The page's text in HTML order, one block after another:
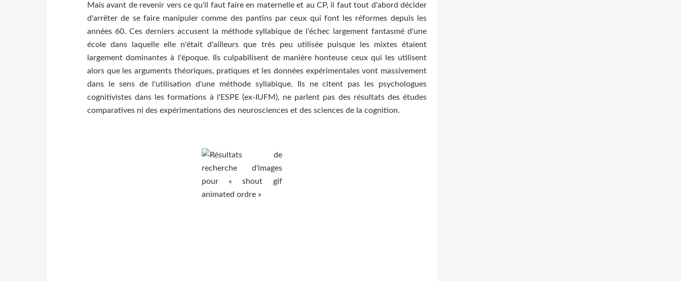
Mais avant de revenir vers ce qu'il faut faire en maternelle et au CP, il faut tout d'abord décider
d'arrêter de se faire manipuler comme des pantins par ceux qui font les réformes depuis les
années 60. Ces derniers accusent la méthode syllabique de l'échec largement fantasmé d'une
école dans laquelle elle n'était d'ailleurs que très peu utilisée puisque les mixtes étaient
largement dominantes à l'époque. Ils culpabilisent de manière honteuse ceux qui les utilisent
alors que les arguments théoriques, pratiques et les données expérimentales vont massivement
dans le sens de l'utilisation d'une méthode syllabique. Ils ne citent pas les psychologues
cognitivistes dans les formations à l'ESPE (ex-IUFM), ne parlent pas des résultats des études
comparatives ni des expérimentations des neurosciences et des sciences de la cognition.